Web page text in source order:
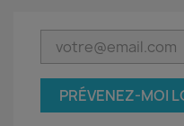
PRÉVENEZ-MOI